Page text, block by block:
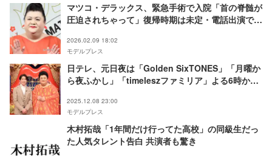
マツコ・デラックス、緊急手術で入院「首の脊髄が
圧迫されちゃって」復帰時期は未定・電話出演で現
2026.02.09 18:02
モデルプレス
日テレ、元日夜は「Golden SixTONES」「月曜か
ら夜ふかし」「timeleszファミリア」よる6時から
2025.12.08 23:00
モデルプレス
木村拓哉「1年間だけ行ってた高校」の同級生だっ
た人気タレント告白 共演者も驚き